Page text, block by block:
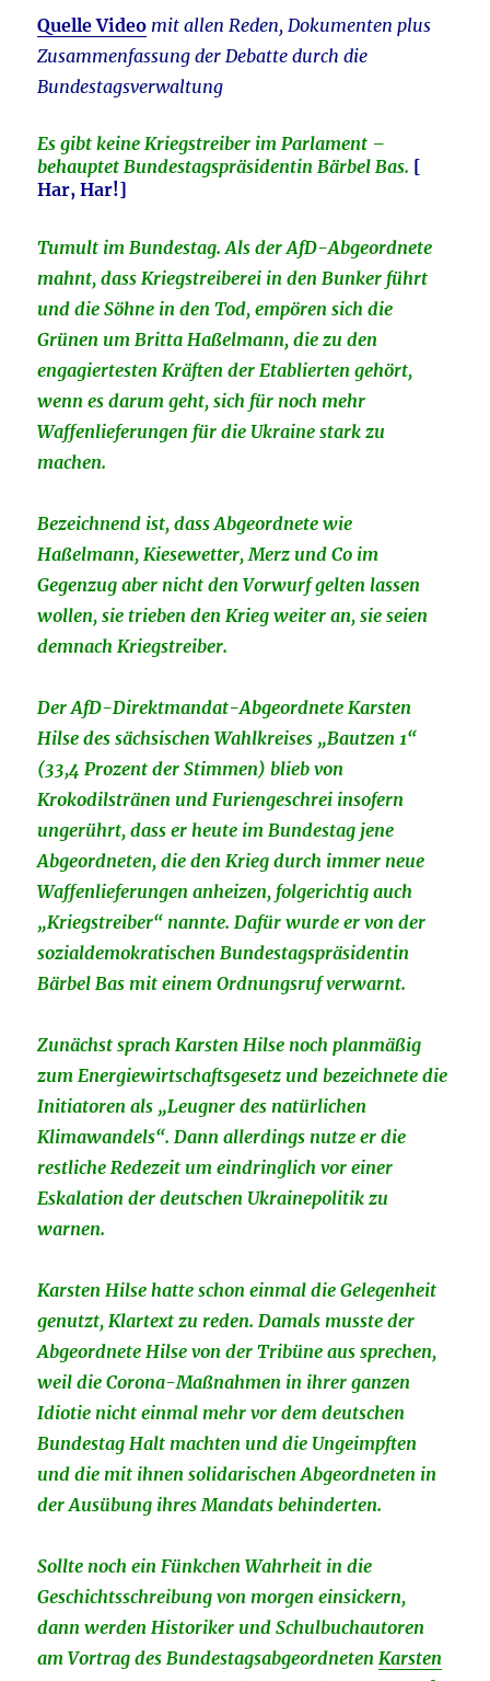
Quelle Video mit allen Reden, Dokumenten plus
Zusammenfassung der Debatte durch die
Bundestagsverwaltung
Es gibt keine Kriegstreiber im Parlament –
behauptet Bundestagspräsidentin Bärbel Bas. [
Har, Har!]
Tumult im Bundestag. Als der AfD-Abgeordnete
mahnt, dass Kriegstreiberei in den Bunker führt
und die Söhne in den Tod, empören sich die
Grünen um Britta Haßelmann, die zu den
engagiertesten Kräften der Etablierten gehört,
wenn es darum geht, sich für noch mehr
Waffenlieferungen für die Ukraine stark zu
machen.
Bezeichnend ist, dass Abgeordnete wie
Haßelmann, Kiesewetter, Merz und Co im
Gegenzug aber nicht den Vorwurf gelten lassen
wollen, sie trieben den Krieg weiter an, sie seien
demnach Kriegstreiber.
Der AfD-Direktmandat-Abgeordnete Karsten
Hilse des sächsischen Wahlkreises „Bautzen 1“
(33,4 Prozent der Stimmen) blieb von
Krokodilstränen und Furiengeschrei insofern
ungerührt, dass er heute im Bundestag jene
Abgeordneten, die den Krieg durch immer neue
Waffenlieferungen anheizen, folgerichtig auch
„Kriegstreiber“ nannte. Dafür wurde er von der
sozialdemokratischen Bundestagspräsidentin
Bärbel Bas mit einem Ordnungsruf verwarnt.
Zunächst sprach Karsten Hilse noch planmäßig
zum Energiewirtschaftsgesetz und bezeichnete die
Initiatoren als „Leugner des natürlichen
Klimawandels“. Dann allerdings nutze er die
restliche Redezeit um eindringlich vor einer
Eskalation der deutschen Ukrainepolitik zu
warnen.
Karsten Hilse hatte schon einmal die Gelegenheit
genutzt, Klartext zu reden. Damals musste der
Abgeordnete Hilse von der Tribüne aus sprechen,
weil die Corona-Maßnahmen in ihrer ganzen
Idiotie nicht einmal mehr vor dem deutschen
Bundestag Halt machten und die Ungeimpften
und die mit ihnen solidarischen Abgeordneten in
der Ausübung ihres Mandats behinderten.
Sollte noch ein Fünkchen Wahrheit in die
Geschichtsschreibung von morgen einsickern,
dann werden Historiker und Schulbuchautoren
am Vortrag des Bundestagsabgeordneten Karsten